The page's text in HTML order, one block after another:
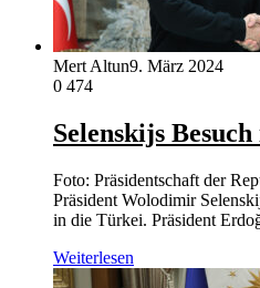
Mert Altun9. März 2024
0 474
Selenskijs
Foto: Präsidentschaft der
Präsident Wolodimir
in die Türkei. Präsident
Weiterlesen